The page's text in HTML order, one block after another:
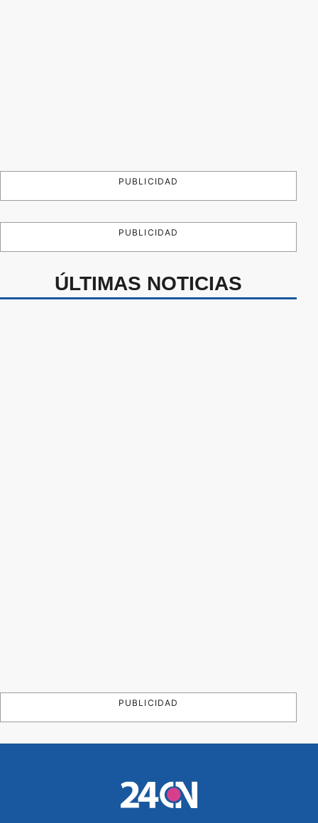
PUBLICIDAD
PUBLICIDAD
ÚLTIMAS NOTICIAS
PUBLICIDAD